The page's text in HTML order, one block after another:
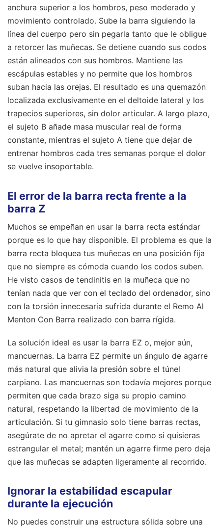
anchura superior a los hombros, peso moderado y
movimiento controlado. Sube la barra siguiendo la
línea del cuerpo pero sin pegarla tanto que le obligue
a retorcer las muñecas. Se detiene cuando sus codos
están alineados con sus hombros. Mantiene las
escápulas estables y no permite que los hombros
suban hacia las orejas. El resultado es una quemazón
localizada exclusivamente en el deltoide lateral y los
trapecios superiores, sin dolor articular. A largo plazo,
el sujeto B añade masa muscular real de forma
constante, mientras el sujeto A tiene que dejar de
entrenar hombros cada tres semanas porque el dolor
se vuelve insoportable.
El error de la barra recta frente a la
barra Z
Muchos se empeñan en usar la barra recta estándar
porque es lo que hay disponible. El problema es que la
barra recta bloquea tus muñecas en una posición fija
que no siempre es cómoda cuando los codos suben.
He visto casos de tendinitis en la muñeca que no
tenían nada que ver con el teclado del ordenador, sino
con la torsión innecesaria sufrida durante el Remo Al
Menton Con Barra realizado con barra rígida.
La solución ideal es usar la barra EZ o, mejor aún,
mancuernas. La barra EZ permite un ángulo de agarre
más natural que alivia la presión sobre el túnel
carpiano. Las mancuernas son todavía mejores porque
permiten que cada brazo siga su propio camino
natural, respetando la libertad de movimiento de la
articulación. Si tu gimnasio solo tiene barras rectas,
asegúrate de no apretar el agarre como si quisieras
estrangular el metal; mantén un agarre firme pero deja
que las muñecas se adapten ligeramente al recorrido.
Ignorar la estabilidad escapular
durante la ejecución
No puedes construir una estructura sólida sobre una